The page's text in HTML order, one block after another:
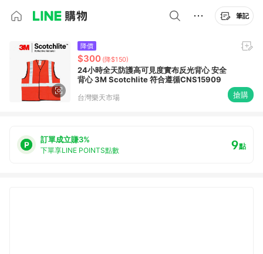
筆記
降價
$300 (降$150)
24小時全天防護高可見度實布反光背心 安全
背心 3M Scotchlite 符合遵循CNS15909
台灣樂天市場 搶購
訂單成立賺3%
下單享LINE POINTS點數 9點